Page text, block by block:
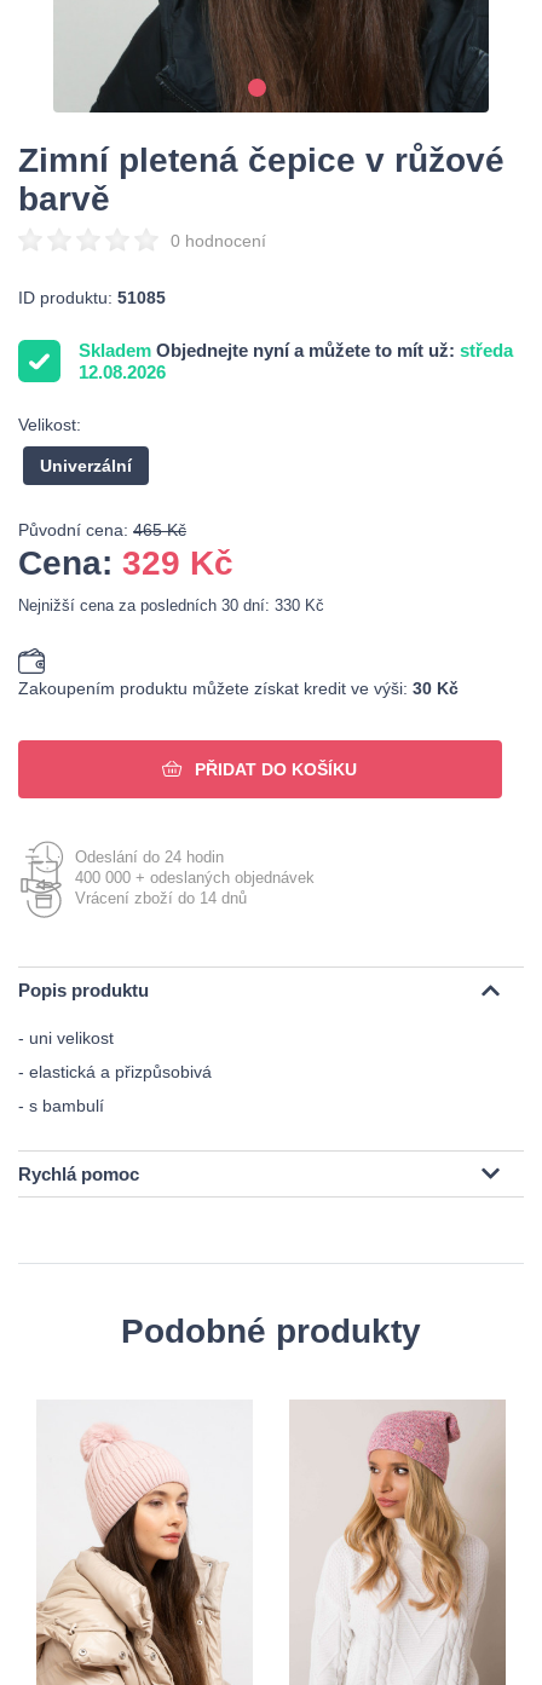
Zimní pletená čepice v růžové
barvě
0 hodnocení
ID produktu: 51085
Skladem Objednejte nyní a můžete to mít už: středa
12.08.2026
Velikost:
Univerzální
Původní cena: 465 Kč
Cena: 329 Kč
Nejnižší cena za posledních 30 dní: 330 Kč
Zakoupením produktu můžete získat kredit ve výši: 30 Kč
PŘIDAT DO KOŠÍKU
Odeslání do 24 hodin
400 000 + odeslaných objednávek
Vrácení zboží do 14 dnů
Popis produktu
- uni velikost
- elastická a přizpůsobivá
- s bambulí
Rychlá pomoc
Podobné produkty